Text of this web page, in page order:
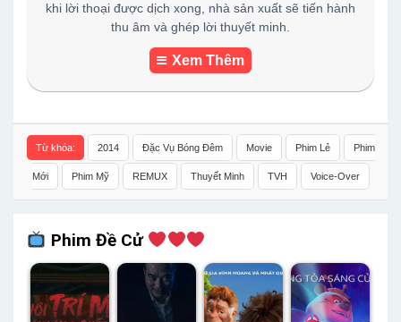
khi lời thoại được dịch xong, nhà sản xuất sẽ tiến hành
thu âm và ghép lời thuyết minh.
Xem Thêm
Từ khóa: 2014 Đặc Vụ Bóng Đêm Movie Phim Lẻ Phim
Mới Phim Mỹ REMUX Thuyết Minh TVH Voice-Over
Phim Đề Cử